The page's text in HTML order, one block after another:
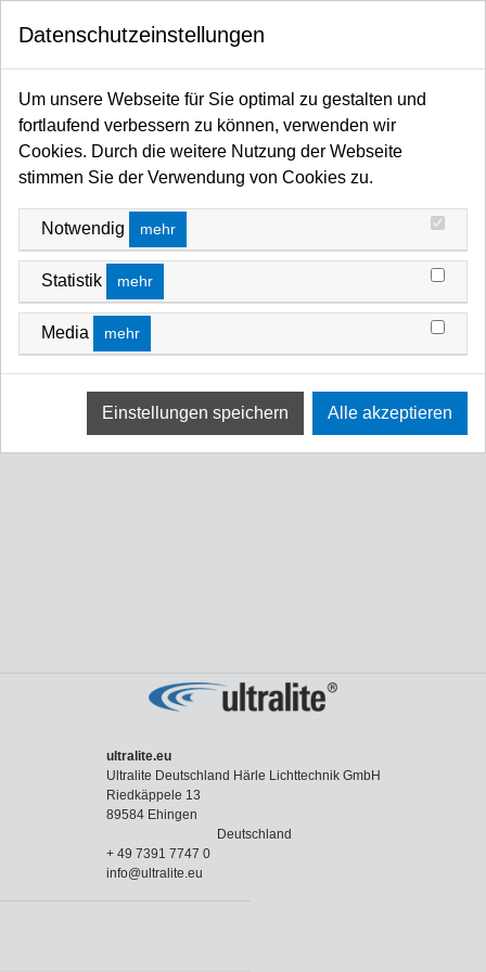
Startseite Filter / Farbfilter Zircon for LED Zircon Diffusion for LED
ZIRCON DIFFUSION FOR LED
FILTERN NACH PREIS (HOCH - NIEDRIG)
Wir konnten keine Übereinstimmung für diese Filter
finden.
Bitte versuchen Sie eine andere Wahl.
ultralite.eu
Ultralite Deutschland Härle Lichttechnik GmbH
Riedkäppele 13
89584 Ehingen
Deutschland
+ 49 7391 7747 0
info@ultralite.eu
Datenschutzeinstellungen
Um unsere Webseite für Sie optimal zu gestalten und
fortlaufend verbessern zu können, verwenden wir
Cookies. Durch die weitere Nutzung der Webseite
stimmen Sie der Verwendung von Cookies zu.
Notwendig mehr
Statistik mehr
Media mehr